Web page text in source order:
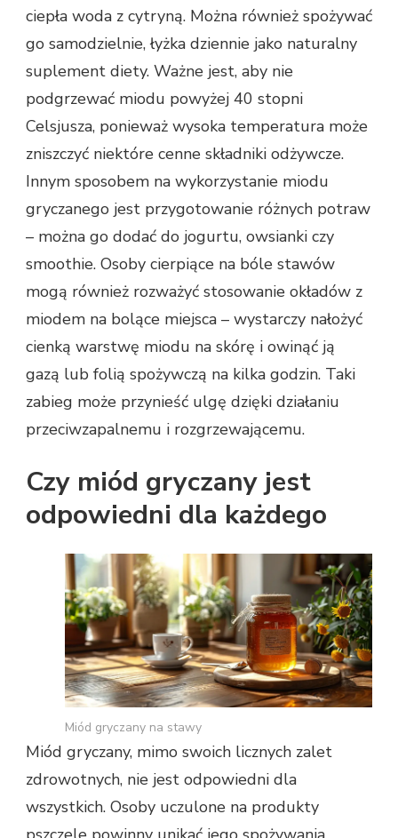
ciepła woda z cytryną. Można również spożywać
go samodzielnie, łyżka dziennie jako naturalny
suplement diety. Ważne jest, aby nie
podgrzewać miodu powyżej 40 stopni
Celsjusza, ponieważ wysoka temperatura może
zniszczyć niektóre cenne składniki odżywcze.
Innym sposobem na wykorzystanie miodu
gryczanego jest przygotowanie różnych potraw
– można go dodać do jogurtu, owsianki czy
smoothie. Osoby cierpiące na bóle stawów
mogą również rozważyć stosowanie okładów z
miodem na bolące miejsca – wystarczy nałożyć
cienką warstwę miodu na skórę i owinąć ją
gazą lub folią spożywczą na kilka godzin. Taki
zabieg może przynieść ulgę dzięki działaniu
przeciwzapalnemu i rozgrzewającemu.
Czy miód gryczany jest
odpowiedni dla każdego
Miód gryczany na stawy
Miód gryczany, mimo swoich licznych zalet
zdrowotnych, nie jest odpowiedni dla
wszystkich. Osoby uczulone na produkty